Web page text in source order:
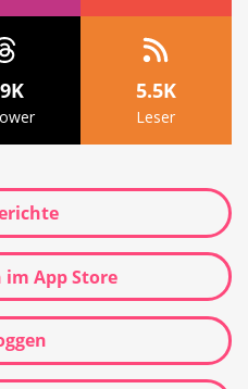
5.5K
Leser
App Store